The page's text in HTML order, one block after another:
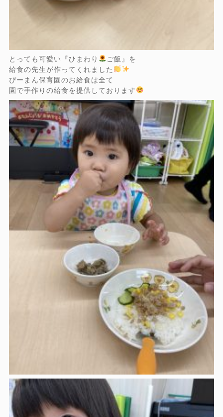
とっても可愛い『ひまわり
ご飯』を
給食の先生が作ってくれました
ぴーまん保育園のお給食は全て
園で手作りの給食を提供しております